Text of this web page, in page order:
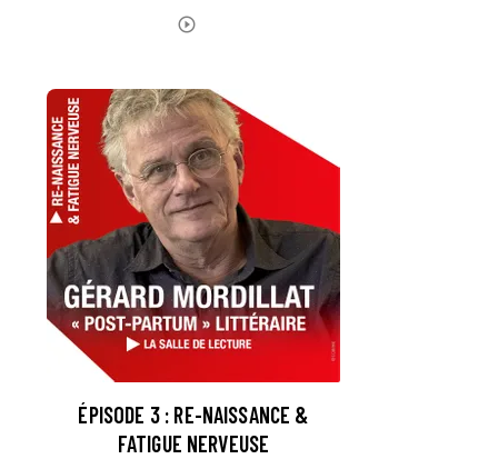
play_circle_outline
ÉPISODE 3 : RE-NAISSANCE &
FATIGUE NERVEUSE